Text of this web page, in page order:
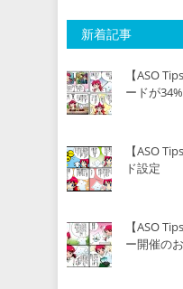
新着記事
【ASO
ードが
【ASO
ド設定
【ASO
ー開催の